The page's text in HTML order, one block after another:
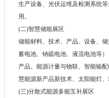
生产设备、光伏运维及检测系统
用。
(二)智慧储能展区
储能材料、技术、产品、设备、
蓄电池、钠硫电池、液流电池等
产品。能源计量与物联、智能输
慧能源新产品新技术、太阳能灯
(三)分散式能源多能互补展区